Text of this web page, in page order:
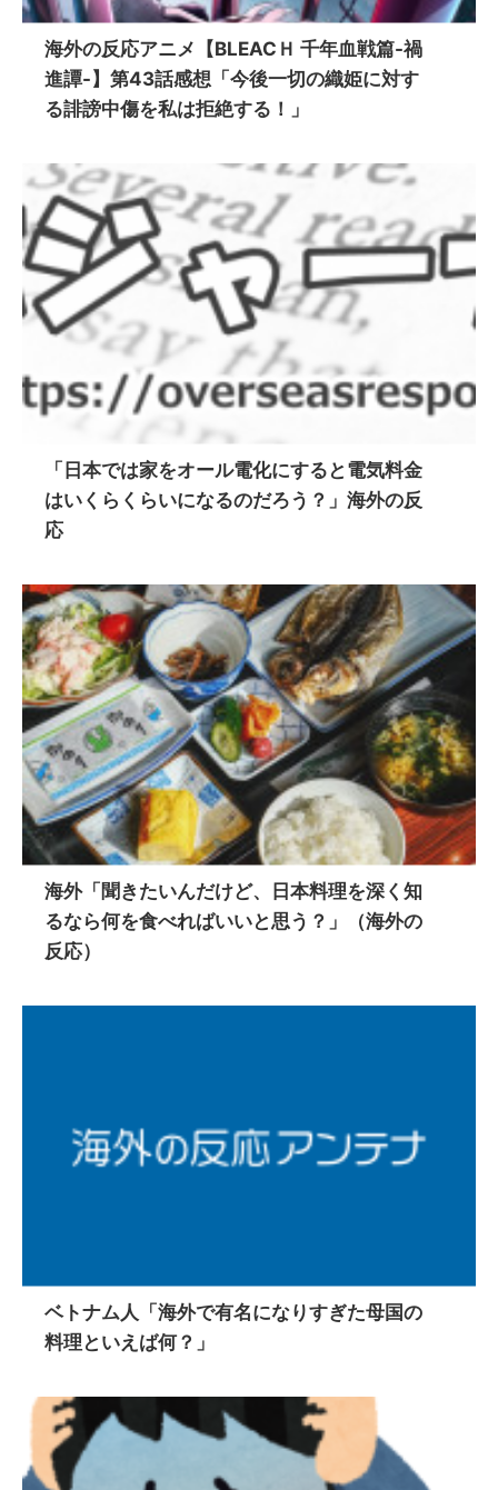
海外の反応アニメ【BLEACＨ 千年血戦篇-禍
進譚-】第43話感想「今後一切の織姫に対す
る誹謗中傷を私は拒絶する！」
「日本では家をオール電化にすると電気料金
はいくらくらいになるのだろう？」海外の反
応
海外「聞きたいんだけど、日本料理を深く知
るなら何を食べればいいと思う？」（海外の
反応）
ベトナム人「海外で有名になりすぎた母国の
料理といえば何？」